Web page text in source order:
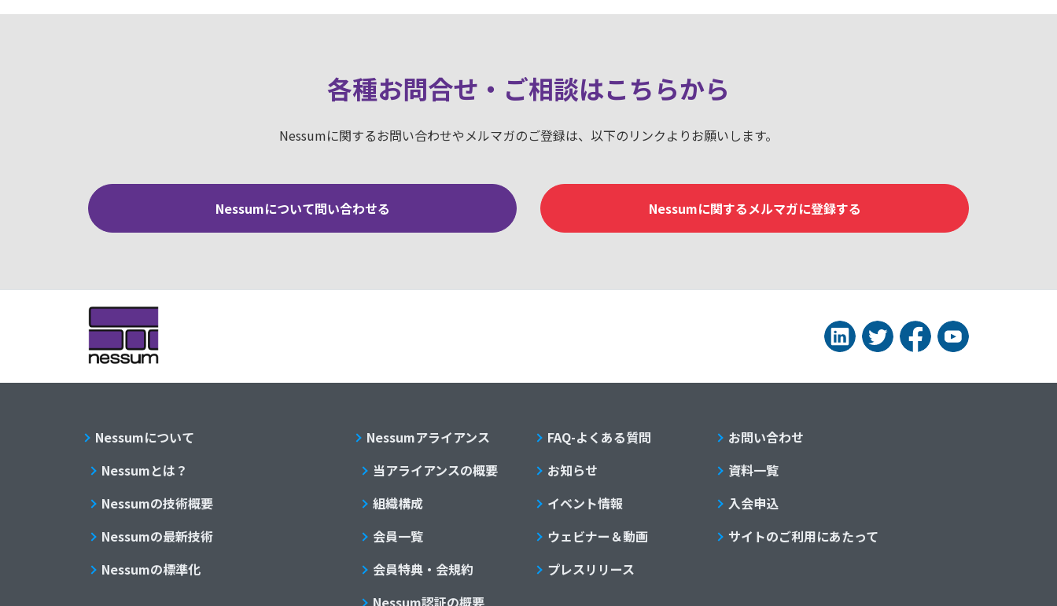
各種お問合せ・ご相談はこちらから
Nessumに関するお問い合わせやメルマガのご登録は、以下のリンクよりお願いします。
Nessumについて問い合わせる Nessumに関するメルマガに登録する
Nessumについて
Nessumとは？
Nessumの技術概要
Nessumの最新技術
Nessumの標準化
Nessumアライアンス
当アライアンスの概要
組織構成
会員一覧
会員特典・会規約
Nessum認証の概要
FAQ-よくある質問
お知らせ
イベント情報
ウェビナー＆動画
プレスリリース
お問い合わせ
資料一覧
入会申込
サイトのご利用にあたって